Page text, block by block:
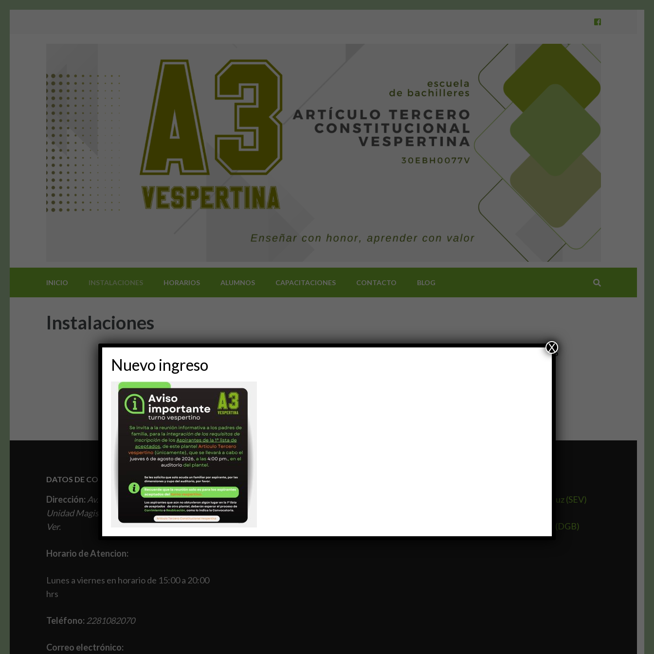
INICIO INSTALACIONES HORARIOS ALUMNOS CAPACITACIONES CONTACTO BLOG
Instalaciones
NUESTRAS REDES SOCIALES
DATOS DE CONTACTO
Dirección: Av. Adolfo Ruiz Cortines 2901,
Unidad Magisterial, 91010 Xalapa-Enríquez,
Ver.
Horario de Atencion:
Lunes a viernes en horario de 15:00 a 20:00
hrs
Teléfono: 2281082070
Correo electrónico:
¿CÓMO LLEGAR?
Secretaria de Educación de Veracruz (SEV)
Dirección General de Bachillerato (DGB)
Nuevo ingreso
X